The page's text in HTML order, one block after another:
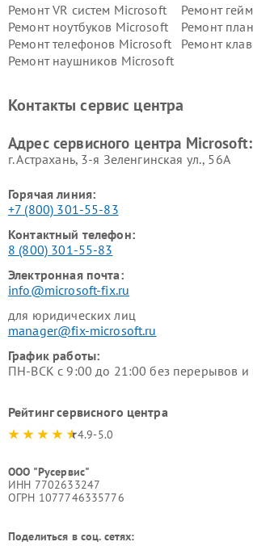
Ремонт VR систем Microsoft
Ремонт
Ремонт ноутбуков Microsoft
Ремонт
Ремонт телефонов Microsoft
Ремонт
Ремонт наушников Microsoft
Контакты сервис центра
Адрес сервисного центра Microsoft:
г. Астрахань, 3-я Зеленгинская ул., 56А
Горячая линия:
+7 (800) 301-55-83
Контактный телефон:
8 (800) 301-55-83
Электронная почта:
info@microsoft-fix.ru
для юридических лиц
manager@fix-microsoft.ru
График работы:
ПН-ВСК с 9:00 до 21:00 без перерывов
Рейтинг сервисного центра
4.9-5.0
ООО "Русервис"
ИНН 7702633247
ОГРН 1077746335776
Поделиться в соц. сетях: